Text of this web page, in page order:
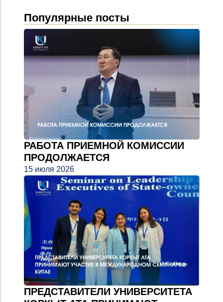
Популярные посты
РАБОТА ПРИЕМНОЙ КОМИССИИ
ПРОДОЛЖАЕТСЯ
15 июля 2026
ПРЕДСТАВИТЕЛИ УНИВЕРСИТЕТА